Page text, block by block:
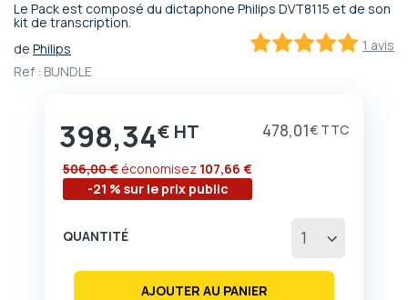
Le Pack est composé du dictaphone Philips DVT8115 et de son
kit de transcription.
1 avis
de Philips
Ref : BUNDLE
398,34€ 478,01€
-21 % sur le prix public
506,00 € économisez 107,66 €
QUANTITÉ
AJOUTER AU PANIER
Passer
début
de
d’images